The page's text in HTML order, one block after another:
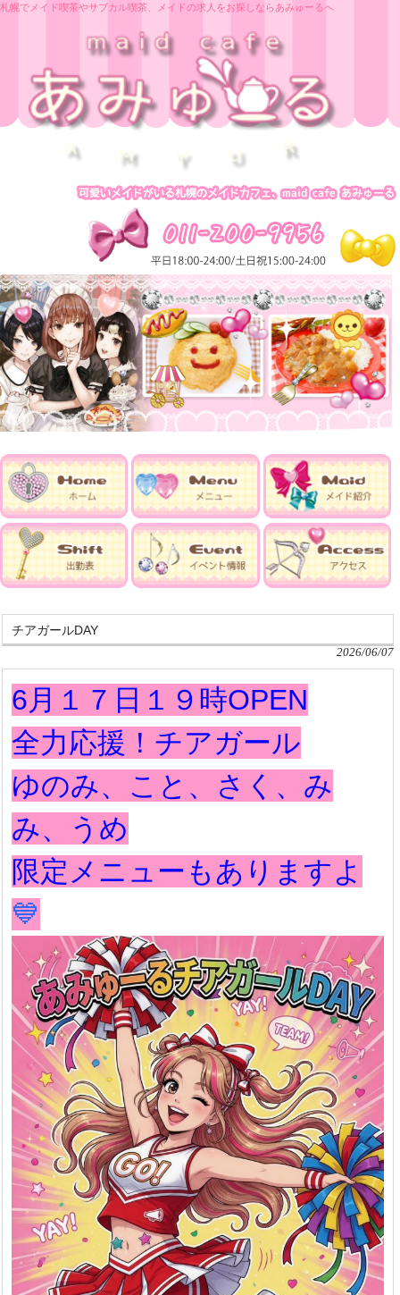
札幌でメイド喫茶やサブカル喫茶、メイドの求人をお探しならあみゅーるへ
チアガールDAY
2026/06/07
6月１７日１９時OPEN
全力応援！チアガール
ゆのみ、こと、さく、み
み、うめ
限定メニューもありますよ
💙